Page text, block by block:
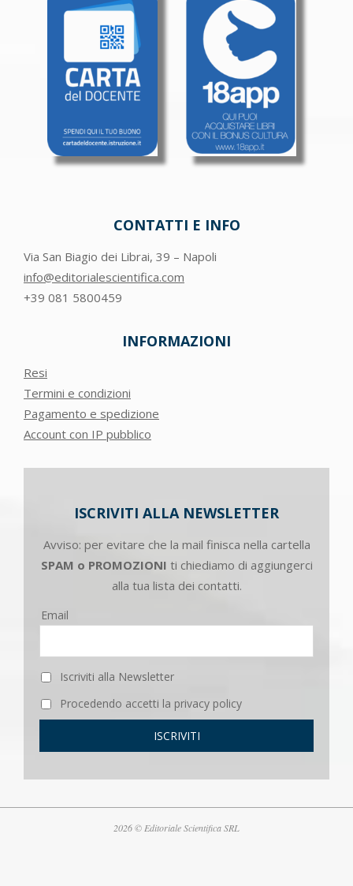
CONTATTI E INFO
Via San Biagio dei Librai, 39 – Napoli
info@editorialescientifica.com
+39 081 5800459
INFORMAZIONI
Resi
Termini e condizioni
Pagamento e spedizione
Account con IP pubblico
ISCRIVITI ALLA NEWSLETTER
Avviso: per evitare che la mail finisca nella cartella
SPAM o PROMOZIONI ti chiediamo di aggiungerci
alla tua lista dei contatti.
Email
Iscriviti alla Newsletter
Procedendo accetti la privacy policy
2026 © Editoriale Scientifica SRL